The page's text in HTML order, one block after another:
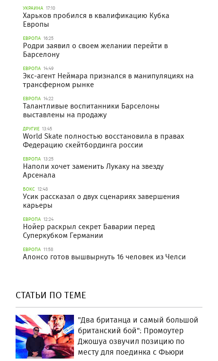
УКРАИНА 17:10
Харьков пробился в квалификацию Кубка
Европы
ЕВРОПА 16:25
Родри заявил о своем желании перейти в
Барселону
ЕВРОПА 14:49
Экс-агент Неймара признался в манипуляциях на
трансферном рынке
ЕВРОПА 14:22
Талантливые воспитанники Барселоны
выставлены на продажу
ДРУГИЕ 13:45
World Skate полностью восстановила в правах
Федерацию скейтбординга россии
ЕВРОПА 13:25
Наполи хочет заменить Лукаку на звезду
Арсенала
БОКС 12:48
Усик рассказал о двух сценариях завершения
карьеры
ЕВРОПА 12:24
Нойер раскрыл секрет Баварии перед
Суперкубком Германии
ЕВРОПА 11:58
Алонсо готов вышвырнуть 16 человек из Челси
СТАТЬИ ПО ТЕМЕ
"Два британца и самый большой
британский бой": Промоутер
Джошуа озвучил позицию по
месту для поединка с Фьюри